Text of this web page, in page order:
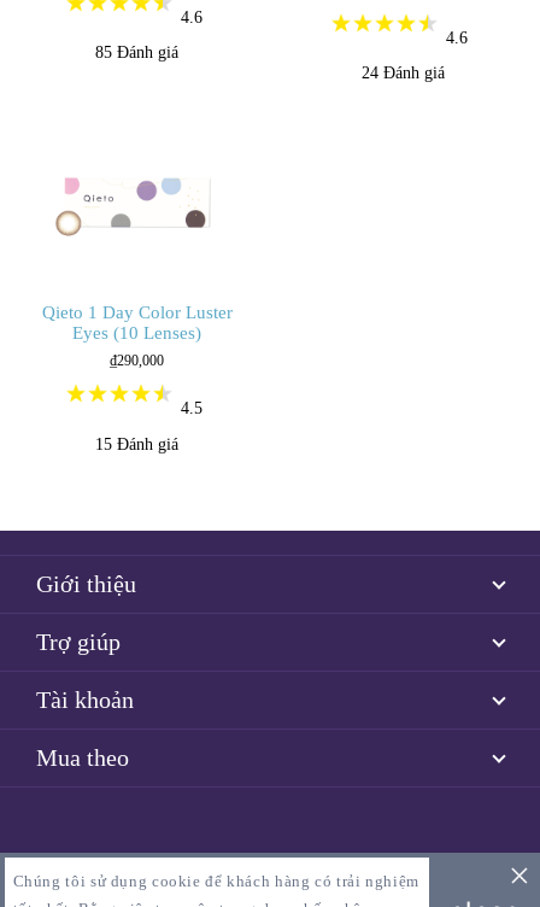
4.6
85 Đánh giá
4.6
24Đánh giá
Qieto 1 Day Color Luster
Eyes (10 Lenses)
₫290,000
4.5
15 Đánh giá
Giới thiệu
Trợ giúp
Tài khoản
Mua theo
© 2026 Matmode. Đã đăng ký bản quyền.
Chúng tôi sử dụng cookie để khách hàng có trải nghiệm